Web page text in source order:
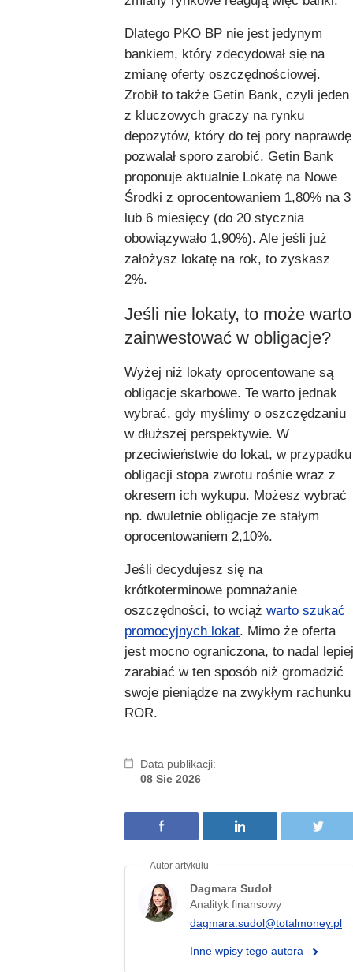
Dlatego PKO BP nie jest jedynym
bankiem, który zdecydował się na
zmianę oferty oszczędnościowej.
Zrobił to także Getin Bank, czyli jeden
z kluczowych graczy na rynku
depozytów, który do tej pory naprawdę
pozwalał sporo zarobić. Getin Bank
proponuje aktualnie Lokatę na Nowe
Środki z oprocentowaniem 1,80% na 3
lub 6 miesięcy (do 20 stycznia
obowiązywało 1,90%). Ale jeśli już
założysz lokatę na rok, to zyskasz
2%.
Jeśli nie lokaty, to może warto
zainwestować w obligacje?
Wyżej niż lokaty oprocentowane są
obligacje skarbowe. Te warto jednak
wybrać, gdy myślimy o oszczędzaniu
w dłuższej perspektywie. W
przeciwieństwie do lokat, w przypadku
obligacji stopa zwrotu rośnie wraz z
okresem ich wykupu. Możesz wybrać
np. dwuletnie obligacje ze stałym
oprocentowaniem 2,10%.
Jeśli decydujesz się na
krótkoterminowe pomnażanie
oszczędności, to wciąż warto szukać
promocyjnych lokat. Mimo że oferta
jest mocno ograniczona, to nadal lepiej
zarabiać w ten sposób niż gromadzić
swoje pieniądze na zwykłym rachunku
ROR.
Data publikacji:
08 Sie 2026
Dagmara Sudoł
Analityk finansowy
dagmara.sudol@totalmoney.pl
Inne wpisy tego autora